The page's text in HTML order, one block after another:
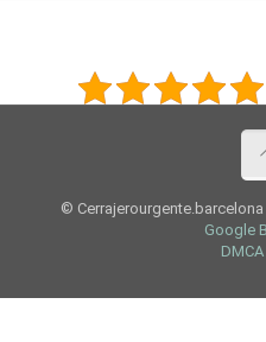
© Cerrajerourgente.barcelona
Google